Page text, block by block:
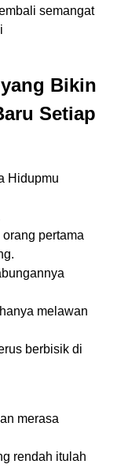
semangat
Bikin
Setiap
Hidupmu
pertama
melawan
berbisik di
merasa
rendah itulah